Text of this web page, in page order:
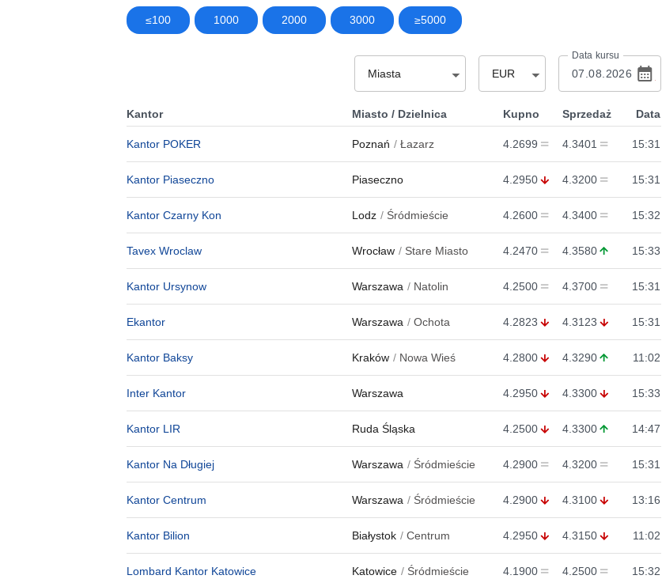
≤100 1000 2000 3000 ≥5000
Miasta EUR
Data kursu
Kantor Miasto / Dzielnica Kupno Sprzedaż Data
Kantor POKER Poznań Łazarz 4.2699 4.3401 15:31
Kantor Piaseczno Piaseczno 4.2950 4.3200 15:31
Kantor Czarny Kon Lodz Śródmieście 4.2600 4.3400 15:32
Tavex Wroclaw Wrocław Stare Miasto 4.2470 4.3580 15:33
Kantor Ursynow Warszawa Natolin 4.2500 4.3700 15:31
Ekantor Warszawa Ochota 4.2823 4.3123 15:31
Kantor Baksy Kraków Nowa Wieś 4.2800 4.3290 11:02
Inter Kantor Warszawa 4.2950 4.3300 15:33
Kantor LIR Ruda Śląska 4.2500 4.3300 14:47
Kantor Na Długiej Warszawa Śródmieście 4.2900 4.3200 15:31
Kantor Centrum Warszawa Śródmieście 4.2900 4.3100 13:16
Kantor Bilion Białystok Centrum 4.2950 4.3150 11:02
Lombard Kantor Katowice Katowice Śródmieście 4.1900 4.2500 15:32